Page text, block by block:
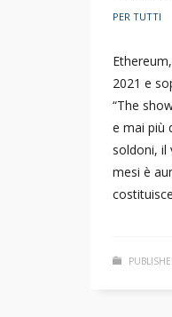
PER TUTTI
2021 e
“The
e mai più
soldoni, il
mesi è